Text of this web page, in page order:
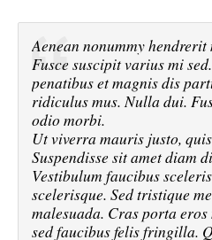
Aenean nonummy
Fusce suscipit varius mi
penatibus et magnis dis
ridiculus mus. Nulla dui.
odio morbi.
Ut viverra mauris justo,
Suspendisse sit amet diam
Vestibulum faucibus
scelerisque. Sed tristique
malesuada. Cras porta
sed faucibus felis fringilla.